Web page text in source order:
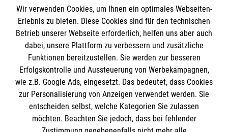
8 Erste-Hilfe-Mythen
Rund um das Thema Erste Hilfe kursieren viele
Mythen. Was stimmt? Was ist überholt? Wir
klären auf.
Wir verwenden Cookies, um Ihnen ein optimales Webseiten-
Erlebnis zu bieten. Diese Cookies sind für den technischen
Betrieb unserer Webseite erforderlich, helfen uns aber auch
dabei, unsere Plattform zu verbessern und zusätzliche
Funktionen bereitzustellen. Sie werden zur besseren
Erfolgskontrolle und Aussteuerung von Werbekampagnen,
wie z.B. Google Ads, eingesetzt. Das bedeutet, dass Cookies
zur Personalisierung von Anzeigen verwendet werden. Sie
entscheiden selbst, welche Kategorien Sie zulassen
möchten. Beachten Sie jedoch, dass bei fehlender